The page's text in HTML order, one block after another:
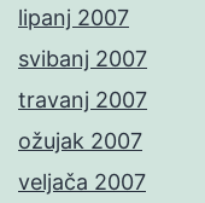
lipanj 2007
svibanj 2007
travanj 2007
ožujak 2007
veljača 2007